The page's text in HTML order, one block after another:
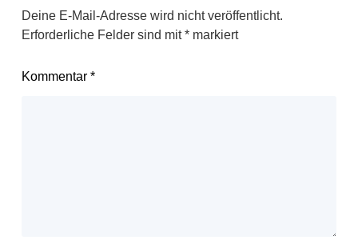
Deine E-Mail-Adresse wird nicht veröffentlicht.
Erforderliche Felder sind mit*markiert
Kommentar *